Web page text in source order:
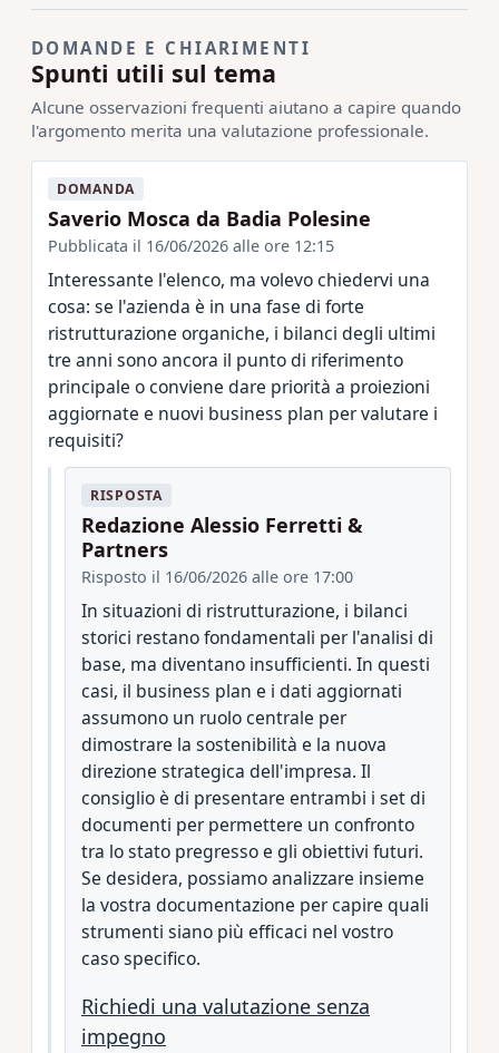
DOMANDE E CHIARIMENTI
Spunti utili sul tema
Alcune osservazioni frequenti aiutano a capire quando
l'argomento merita una valutazione professionale.
DOMANDA
Saverio Mosca da Badia Polesine
Pubblicata il 16/06/2026 alle ore 12:15
Interessante l'elenco, ma volevo chiedervi una
cosa: se l'azienda è in una fase di forte
ristrutturazione organiche, i bilanci degli ultimi
tre anni sono ancora il punto di riferimento
principale o conviene dare priorità a proiezioni
aggiornate e nuovi business plan per valutare i
requisiti?
RISPOSTA
Redazione Alessio Ferretti &
Partners
Risposto il 16/06/2026 alle ore 17:00
In situazioni di ristrutturazione, i bilanci
storici restano fondamentali per l'analisi di
base, ma diventano insufficienti. In questi
casi, il business plan e i dati aggiornati
assumono un ruolo centrale per
dimostrare la sostenibilità e la nuova
direzione strategica dell'impresa. Il
consiglio è di presentare entrambi i set di
documenti per permettere un confronto
tra lo stato pregresso e gli obiettivi futuri.
Se desidera, possiamo analizzare insieme
la vostra documentazione per capire quali
strumenti siano più efficaci nel vostro
caso specifico.
Richiedi una valutazione senza
impegno